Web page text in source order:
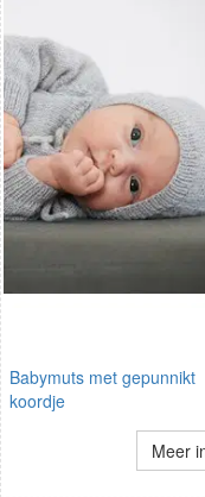
Babymuts met gepunnikt
koordje
Meer